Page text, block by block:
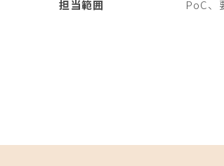
担当範囲 PoC、